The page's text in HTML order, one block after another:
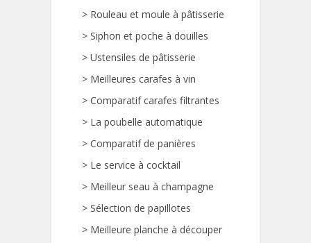
> Rouleau et moule à pâtisserie
> Siphon et poche à douilles
> Ustensiles de pâtisserie
> Meilleures carafes à vin
> Comparatif carafes filtrantes
> La poubelle automatique
> Comparatif de panières
> Le service à cocktail
> Meilleur seau à champagne
> Sélection de papillotes
> Meilleure planche à découper